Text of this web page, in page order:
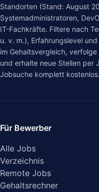
Standorten (Stand: August
Systemadministratoren,
IT-Fachkräfte. Filtere nach
u. v. m.), Erfahrungslevel
im Gehaltsvergleich, verfolge
und erhalte neue Stellen per
Jobsuche komplett kostenlos.
Für Bewerber
Alle Jobs
Verzeichnis
Remote Jobs
Gehaltsrechner